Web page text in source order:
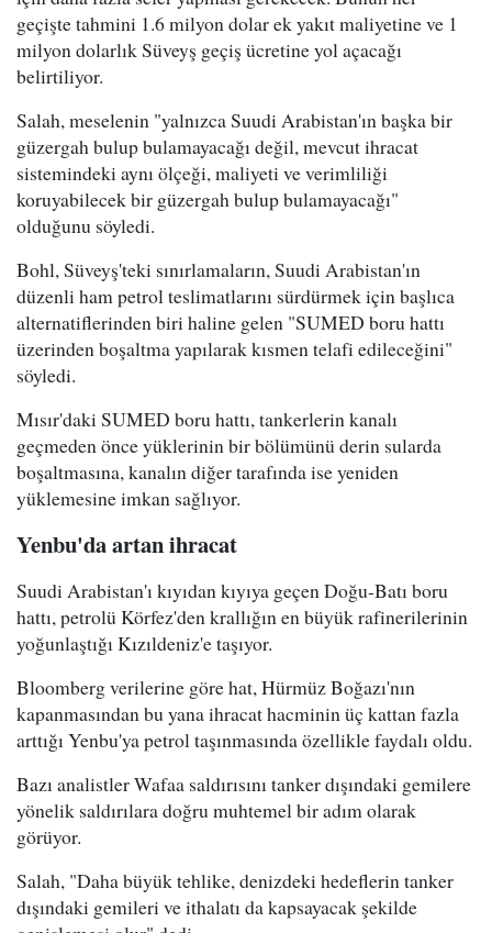
geçişte tahmini 1.6 milyon dolar ek yakıt maliyetine ve 1
milyon dolarlık Süveyş geçiş ücretine yol açacağı
belirtiliyor.
Salah, meselenin "yalnızca Suudi Arabistan'ın başka bir
güzergah bulup bulamayacağı değil, mevcut ihracat
sistemindeki aynı ölçeği, maliyeti ve verimliliği
koruyabilecek bir güzergah bulup bulamayacağı"
olduğunu söyledi.
Bohl, Süveyş'teki sınırlamaların, Suudi Arabistan'ın
düzenli ham petrol teslimatlarını sürdürmek için başlıca
alternatiflerinden biri haline gelen "SUMED boru hattı
üzerinden boşaltma yapılarak kısmen telafi edileceğini"
söyledi.
Mısır'daki SUMED boru hattı, tankerlerin kanalı
geçmeden önce yüklerinin bir bölümünü derin sularda
boşaltmasına, kanalın diğer tarafında ise yeniden
yüklemesine imkan sağlıyor.
Yenbu'da artan ihracat
Suudi Arabistan'ı kıyıdan kıyıya geçen Doğu-Batı boru
hattı, petrolü Körfez'den krallığın en büyük rafinerilerinin
yoğunlaştığı Kızıldeniz'e taşıyor.
Bloomberg verilerine göre hat, Hürmüz Boğazı'nın
kapanmasından bu yana ihracat hacminin üç kattan fazla
arttığı Yenbu'ya petrol taşınmasında özellikle faydalı oldu.
Bazı analistler Wafaa saldırısını tanker dışındaki gemilere
yönelik saldırılara doğru muhtemel bir adım olarak
görüyor.
Salah, "Daha büyük tehlike, denizdeki hedeflerin tanker
dışındaki gemileri ve ithalatı da kapsayacak şekilde